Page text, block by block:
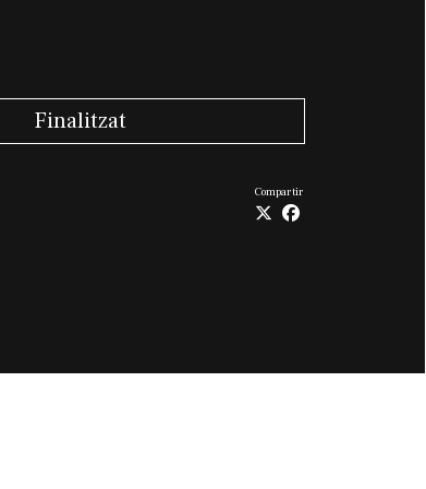
Finalitzat
Compartir